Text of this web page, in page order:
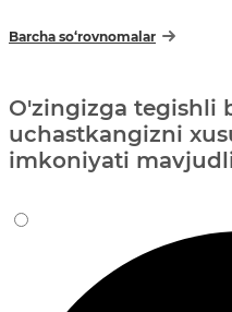
Barcha so‘rovnomalar
O'zingizga tegishli
uchastkangizni
imkoniyati